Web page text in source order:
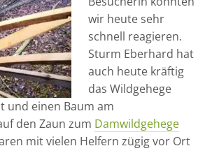
wir heute sehr
schnell reagieren.
Sturm Eberhard hat
auch heute kräftig
das Wildgehege
und einen Baum am
den Zaun zum Damwildgehege
mit vielen Helfern zügig vor Ort